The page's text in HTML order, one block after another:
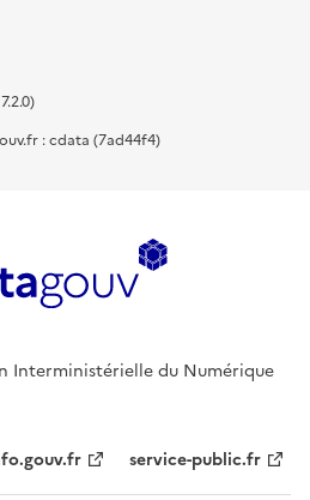
: cdata (7ad44f4)
Interministérielle du Numérique
service-public.fr